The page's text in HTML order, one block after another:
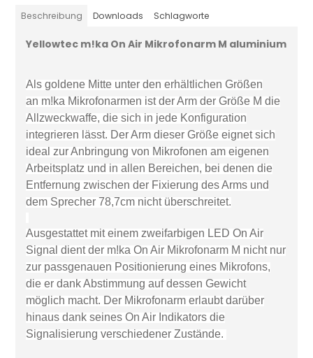
Beschreibung Downloads Schlagworte
Yellowtec m!ka On Air Mikrofonarm M aluminium
Als goldene Mitte unter den erhältlichen Größen
an m!ka Mikrofonarmen ist der Arm der Größe M die
Allzweckwaffe, die sich in jede Konfiguration
integrieren lässt. Der Arm dieser Größe eignet sich
ideal zur Anbringung von Mikrofonen am eigenen
Arbeitsplatz und in allen Bereichen, bei denen die
Entfernung zwischen der Fixierung des Arms und
dem Sprecher 78,7cm nicht überschreitet.
Ausgestattet mit einem zweifarbigen LED On Air
Signal dient der m!ka On Air Mikrofonarm M nicht nur
zur passgenauen Positionierung eines Mikrofons,
die er dank Abstimmung auf dessen Gewicht
möglich macht. Der Mikrofonarm erlaubt darüber
hinaus dank seines On Air Indikators die
Signalisierung verschiedener Zustände.